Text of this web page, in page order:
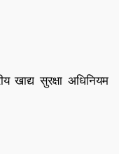
खाद्य सुरक्षा अधिनियम